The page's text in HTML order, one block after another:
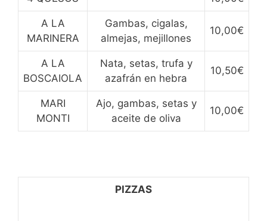
A LA
MARINERA
Gambas, cigalas,
almejas, mejillones
10,00€
A LA
BOSCAIOLA
Nata, setas, trufa y
azafrán en hebra
10,50€
MARI
MONTI
Ajo, gambas, setas y
aceite de oliva
10,00€
PIZZAS